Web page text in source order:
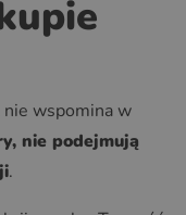
nie wspomina w
nie podejmują
.